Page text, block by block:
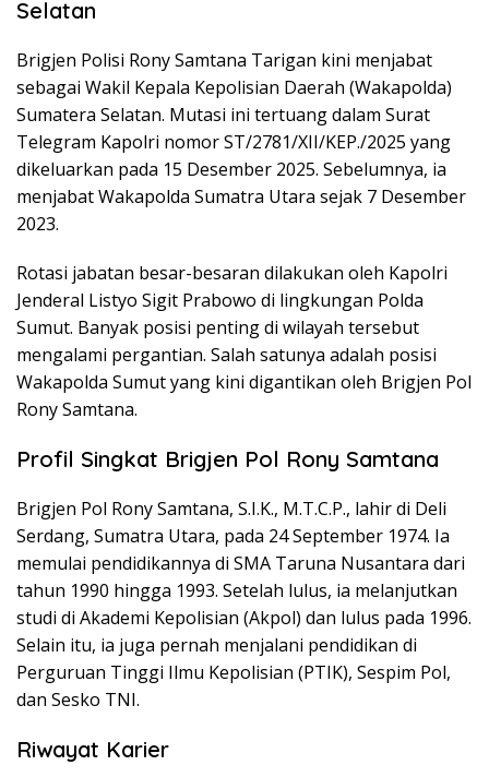
Selatan
Brigjen Polisi Rony Samtana Tarigan kini menjabat
sebagai Wakil Kepala Kepolisian Daerah (Wakapolda)
Sumatera Selatan. Mutasi ini tertuang dalam Surat
Telegram Kapolri nomor ST/2781/XII/KEP./2025 yang
dikeluarkan pada 15 Desember 2025. Sebelumnya, ia
menjabat Wakapolda Sumatra Utara sejak 7 Desember
2023.
Rotasi jabatan besar-besaran dilakukan oleh Kapolri
Jenderal Listyo Sigit Prabowo di lingkungan Polda
Sumut. Banyak posisi penting di wilayah tersebut
mengalami pergantian. Salah satunya adalah posisi
Wakapolda Sumut yang kini digantikan oleh Brigjen Pol
Rony Samtana.
Profil Singkat Brigjen Pol Rony Samtana
Brigjen Pol Rony Samtana, S.I.K., M.T.C.P., lahir di Deli
Serdang, Sumatra Utara, pada 24 September 1974. Ia
memulai pendidikannya di SMA Taruna Nusantara dari
tahun 1990 hingga 1993. Setelah lulus, ia melanjutkan
studi di Akademi Kepolisian (Akpol) dan lulus pada 1996.
Selain itu, ia juga pernah menjalani pendidikan di
Perguruan Tinggi Ilmu Kepolisian (PTIK), Sespim Pol,
dan Sesko TNI.
Riwayat Karier